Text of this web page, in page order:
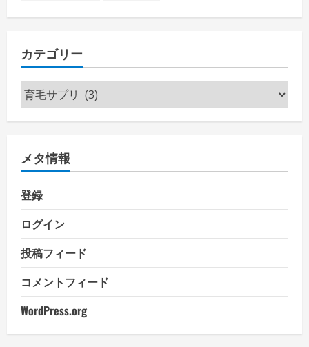
カテゴリー
カ
テ
ー
メタ情報
登録
ログイン
投稿フィード
コメントフィード
WordPress.org